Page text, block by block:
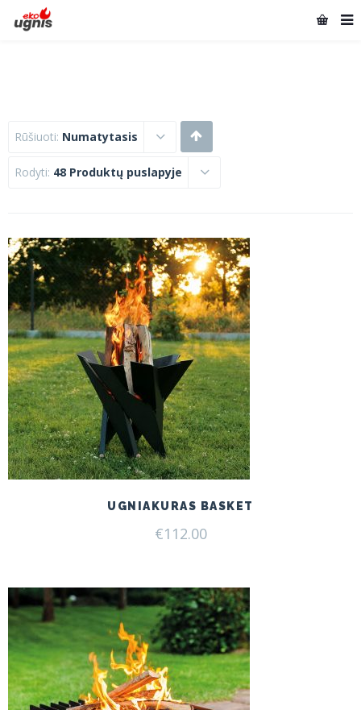
Rūšiuoti: Numatytasis
Rodyti: 48 Produktų puslapyje
UGNIAKURAS BASKET
€112.00